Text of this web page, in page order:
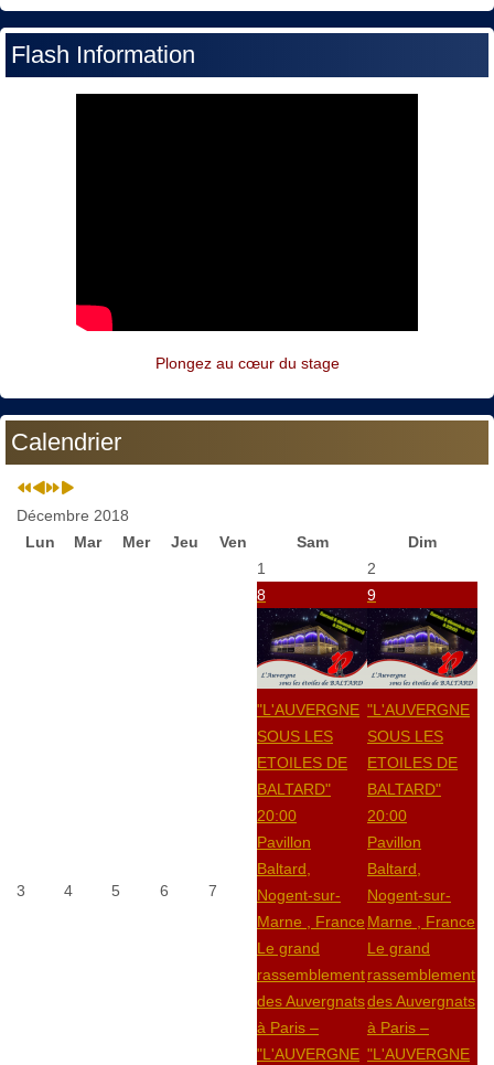
Flash Information
Plongez au cœur du stage
Calendrier
Décembre 2018
Lun
Mar Mer Jeu Ven Sam
Dim
1
2
3 4 5 6 7
8
"L'AUVERGNE
SOUS LES
ETOILES DE
BALTARD"
20:00
Pavillon
Baltard,
Nogent-sur-
Marne , France
Le grand
rassemblement
des Auvergnats
à Paris –
"L'AUVERGNE
9
"L'AUVERGNE
SOUS LES
ETOILES DE
BALTARD"
20:00
Pavillon
Baltard,
Nogent-sur-
Marne , France
Le grand
rassemblement
des Auvergnats
à Paris –
"L'AUVERGNE